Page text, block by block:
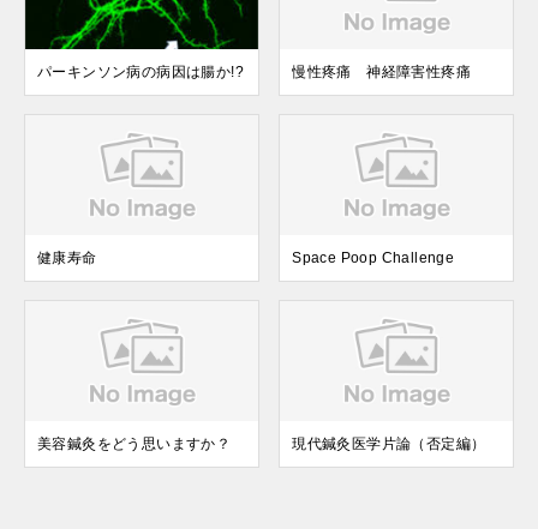
パーキンソン病の病因は腸か!? 慢性疼痛 神経障害性疼痛
健康寿命 Space Poop Challenge
美容鍼灸をどう思いますか？ 現代鍼灸医学片論（否定編）